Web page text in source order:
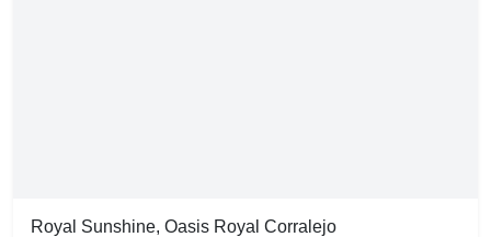
Royal Sunshine, Oasis Royal Corralejo